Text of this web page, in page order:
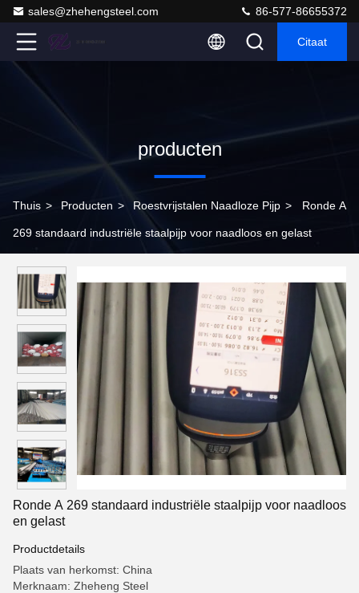
sales@zhehengsteel.com 86-577-86655372
Citaat
producten
Thuis > Producten > Roestvrijstalen Naadloze Pijp > Ronde A
269 standaard industriële staalpijp voor naadloos en gelast
Ronde A 269 standaard industriële staalpijp voor naadloos
en gelast
Productdetails
Plaats van herkomst: China
Merknaam: Zheheng Steel